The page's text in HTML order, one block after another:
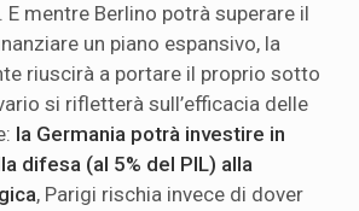
. E mentre Berlino potrà superare il
un piano espansivo, la
riuscirà a portare il proprio sotto
si rifletterà sull’efficacia delle
la Germania potrà investire in
difesa (al 5% del PIL) alla
, Parigi rischia invece di dover